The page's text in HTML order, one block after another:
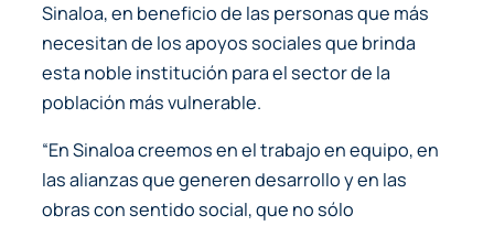
Sinaloa, en beneficio de las personas que más
necesitan de los apoyos sociales que brinda
esta noble institución para el sector de la
población más vulnerable.
“En Sinaloa creemos en el trabajo en equipo, en
las alianzas que generen desarrollo y en las
obras con sentido social, que no sólo